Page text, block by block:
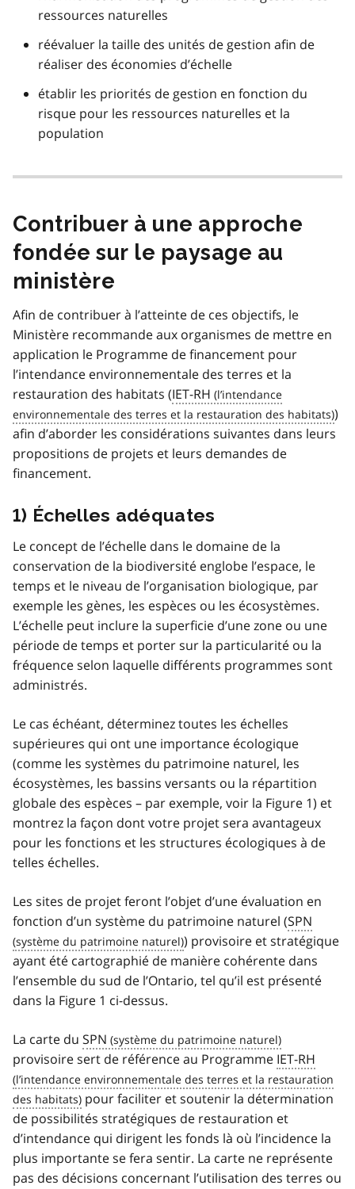
ressources naturelles
réévaluer la taille des unités de gestion afin de
réaliser des économies d’échelle
établir les priorités de gestion en fonction du
risque pour les ressources naturelles et la
population
Contribuer à une approche
fondée sur le paysage au
ministère
Afin de contribuer à l’atteinte de ces objectifs, le
Ministère recommande aux organismes de mettre en
application le Programme de financement pour
l’intendance environnementale des terres et la
restauration des habitats (IET-RH
)
afin d’aborder les considérations suivantes dans leurs
propositions de projets et leurs demandes de
financement.
1) Échelles adéquates
Le concept de l’échelle dans le domaine de la
conservation de la biodiversité englobe l’espace, le
temps et le niveau de l’organisation biologique, par
exemple les gènes, les espèces ou les écosystèmes.
L’échelle peut inclure la superficie d’une zone ou une
période de temps et porter sur la particularité ou la
fréquence selon laquelle différents programmes sont
administrés.
Le cas échéant, déterminez toutes les échelles
supérieures qui ont une importance écologique
(comme les systèmes du patrimoine naturel, les
écosystèmes, les bassins versants ou la répartition
globale des espèces – par exemple, voir la Figure 1) et
montrez la façon dont votre projet sera avantageux
pour les fonctions et les structures écologiques à de
telles échelles.
Les sites de projet feront l’objet d’une évaluation en
fonction d’un système du patrimoine naturel (SPN
) provisoire et stratégique
ayant été cartographié de manière cohérente dans
l’ensemble du sud de l’Ontario, tel qu’il est présenté
dans la Figure 1 ci-dessus.
La carte du SPN
provisoire sert de référence au Programme IET-RH
pour faciliter et soutenir la détermination
de possibilités stratégiques de restauration et
d’intendance qui dirigent les fonds là où l’incidence la
plus importante se fera sentir. La carte ne représente
pas des décisions concernant l’utilisation des terres ou